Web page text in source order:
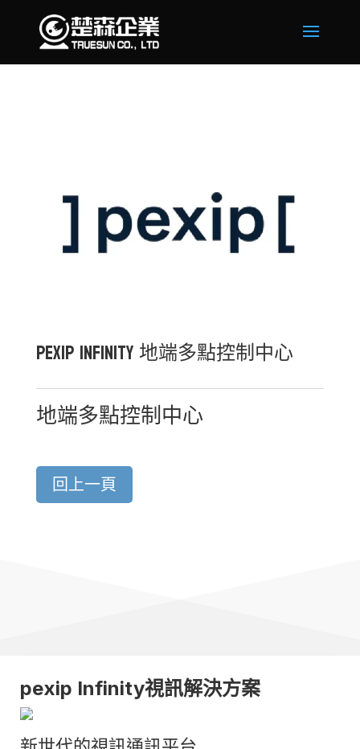
Pexip Infinity 地端多點控制中心
地端多點控制中心
回上一頁
pexip Infinity視訊解決方案